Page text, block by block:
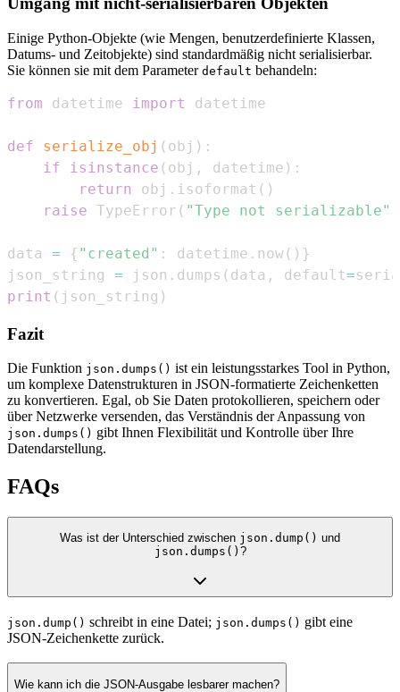
Einige Python-Objekte (wie Mengen, benutzerdefinierte Klassen,
Datums- und Zeitobjekte) sind standardmäßig nicht serialisierbar.
Sie können sie mit dem Parameter default behandeln:
from datetime import
def serialize_obj ( obj ) :
if
isinstance ( obj , datetime ) :
return
obj . isoformat ( )
raise TypeError ( "Type not serializable"
data = { "created" : datetime . now( ) }
json_string = json . dumps ( data , default=
print ( json_string )
Fazit
Die Funktion json.dumps() ist ein leistungsstarkes Tool in Python,
um komplexe Datenstrukturen in JSON-formatierte Zeichenketten
zu konvertieren. Egal, ob Sie Daten protokollieren, speichern oder
über Netzwerke versenden, das Verständnis der Anpassung von
json.dumps() gibt Ihnen Flexibilität und Kontrolle über Ihre
Datendarstellung.
FAQs
Was ist der Unterschied zwischen json.dump() und
json.dumps() ?
json.dump() schreibt in eine Datei; json.dumps() gibt eine
JSON-Zeichenkette zurück.
Wie kann ich die JSON-Ausgabe lesbarer machen?